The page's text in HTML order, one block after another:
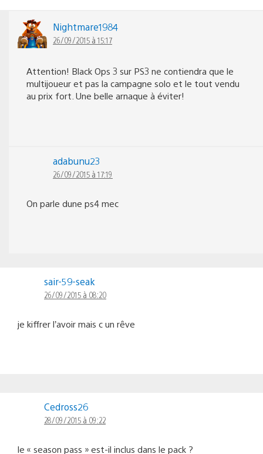
Nightmare1984
26/09/2015 à 15:17
Attention! Black Ops 3 sur PS3 ne contiendra que le
multijoueur et pas la campagne solo et le tout vendu
au prix fort. Une belle arnaque à éviter!
adabunu23
26/09/2015 à 17:19
On parle dune ps4 mec
sair-59-seak
26/09/2015 à 08:20
je kiffrer l’avoir mais c un rêve
Cedross26
28/09/2015 à 09:22
le « season pass » est-il inclus dans le pack ?